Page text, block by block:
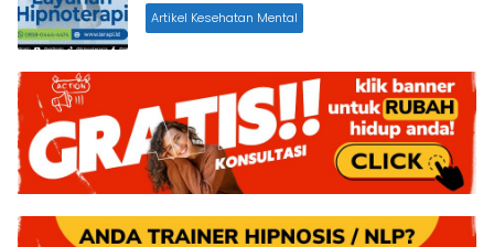
Artikel Kesehatan Mental